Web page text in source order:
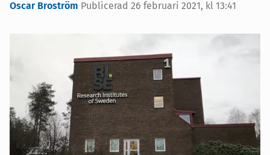
Oscar Broström Publicerad 26 februari 2021, kl 13:41